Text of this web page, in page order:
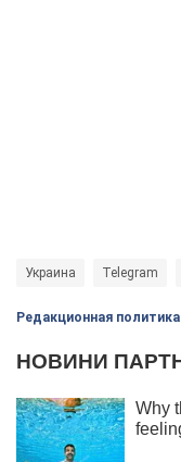
Украина Telegram
Редакционная политика